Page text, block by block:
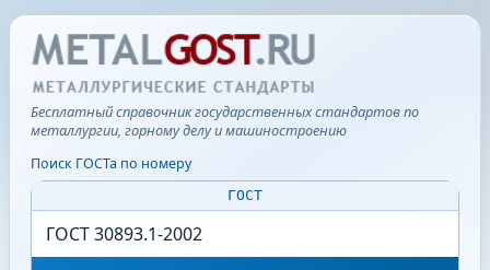
Бесплатный справочник государственных стандартов по
металлургии, горному делу и машиностроению
Поиск ГОСТа по номеру
ГОСТ